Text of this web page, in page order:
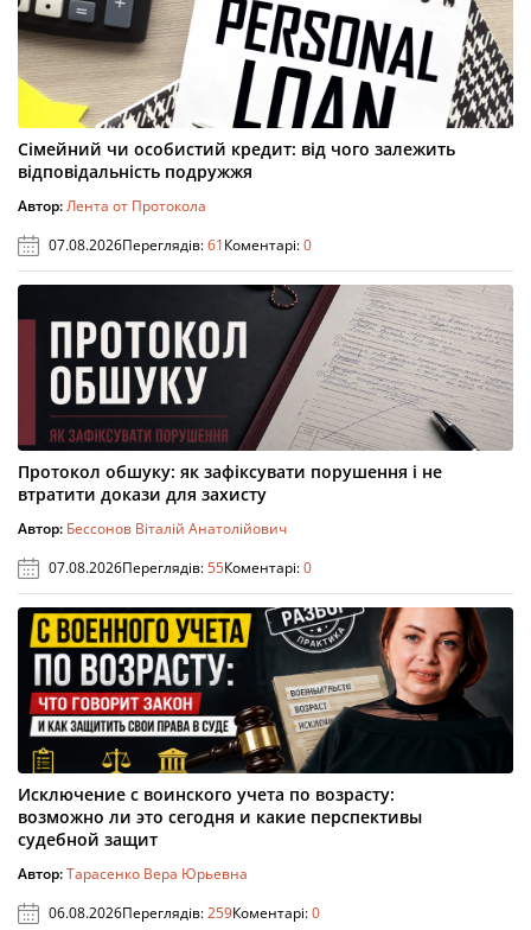
Сімейний чи особистий кредит: від чого залежить
відповідальність подружжя
Автор:Лента от Протокола
07.08.2026Переглядів:61Коментарі:0
Протокол обшуку: як зафіксувати порушення і не
втратити докази для захисту
Автор: Бессонов Віталій Анатолійович
07.08.2026Переглядів:55Коментарі:0
Исключение с воинского учета по возрасту:
возможно ли это сегодня и какие перспективы
судебной защит
Автор:Тарасенко Вера Юрьевна
06.08.2026Переглядів:259Коментарі:0